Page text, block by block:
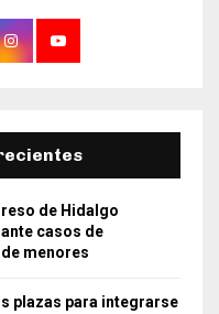
de Hidalgo
casos de
menores
plazas para integrarse